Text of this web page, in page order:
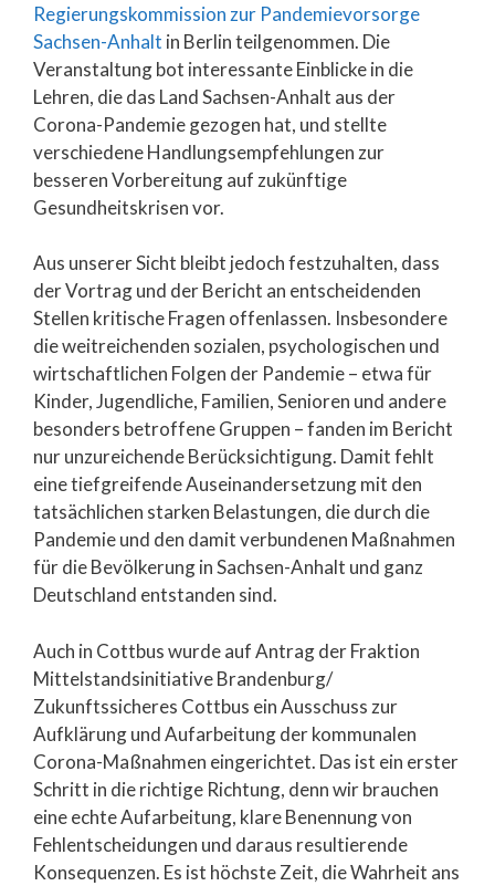
Regierungskommission zur Pandemievorsorge
Sachsen-Anhalt in Berlin teilgenommen. Die
Veranstaltung bot interessante Einblicke in die
Lehren, die das Land Sachsen-Anhalt aus der
Corona-Pandemie gezogen hat, und stellte
verschiedene Handlungsempfehlungen zur
besseren Vorbereitung auf zukünftige
Gesundheitskrisen vor.
Aus unserer Sicht bleibt jedoch festzuhalten, dass
der Vortrag und der Bericht an entscheidenden
Stellen kritische Fragen offenlassen. Insbesondere
die weitreichenden sozialen, psychologischen und
wirtschaftlichen Folgen der Pandemie – etwa für
Kinder, Jugendliche, Familien, Senioren und andere
besonders betroffene Gruppen – fanden im Bericht
nur unzureichende Berücksichtigung. Damit fehlt
eine tiefgreifende Auseinandersetzung mit den
tatsächlichen starken Belastungen, die durch die
Pandemie und den damit verbundenen Maßnahmen
für die Bevölkerung in Sachsen-Anhalt und ganz
Deutschland entstanden sind.
Auch in Cottbus wurde auf Antrag der Fraktion
Mittelstandsinitiative Brandenburg/
Zukunftssicheres Cottbus ein Ausschuss zur
Aufklärung und Aufarbeitung der kommunalen
Corona-Maßnahmen eingerichtet. Das ist ein erster
Schritt in die richtige Richtung, denn wir brauchen
eine echte Aufarbeitung, klare Benennung von
Fehlentscheidungen und daraus resultierende
Konsequenzen. Es ist höchste Zeit, die Wahrheit ans